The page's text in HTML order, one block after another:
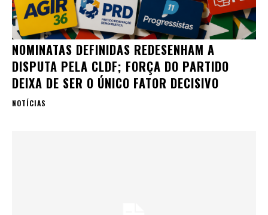
NOMINATAS DEFINIDAS REDESENHAM A
DISPUTA PELA CLDF; FORÇA DO PARTIDO
DEIXA DE SER O ÚNICO FATOR DECISIVO
NOTÍCIAS